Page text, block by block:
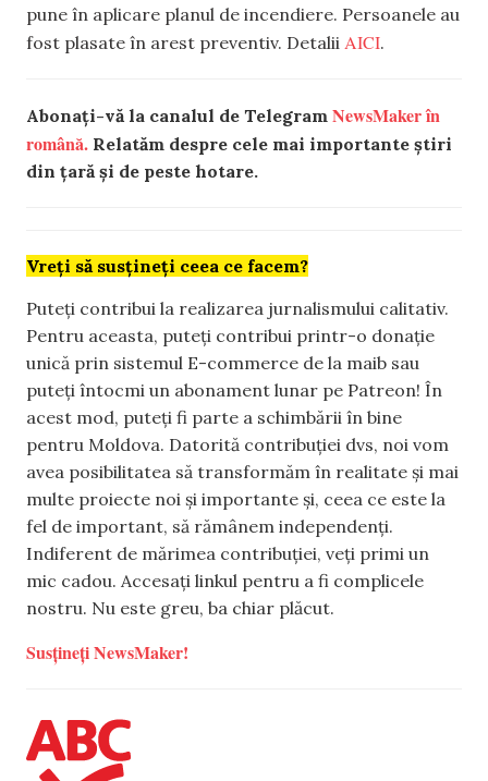
pune în aplicare planul de incendiere. Persoanele au
fost plasate în arest preventiv. Detalii AICI.
Abonați-vă la canalul de Telegram NewsMaker în
română. Relatăm despre cele mai importante știri
din țară și de peste hotare.
Vreți să susțineți ceea ce facem?
Puteți contribui la realizarea jurnalismului calitativ.
Pentru aceasta, puteți contribui printr-o donație
unică prin sistemul E-commerce de la maib sau
puteți întocmi un abonament lunar pe Patreon! În
acest mod, puteți fi parte a schimbării în bine
pentru Moldova. Datorită contribuției dvs, noi vom
avea posibilitatea să transformăm în realitate și mai
multe proiecte noi și importante și, ceea ce este la
fel de important, să rămânem independenți.
Indiferent de mărimea contribuției, veți primi un
mic cadou. Accesați linkul pentru a fi complicele
nostru. Nu este greu, ba chiar plăcut.
Susțineți NewsMaker!